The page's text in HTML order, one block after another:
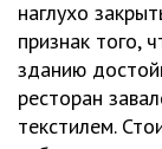
наглухо
признак того,
зданию
ресторан
текстилем.